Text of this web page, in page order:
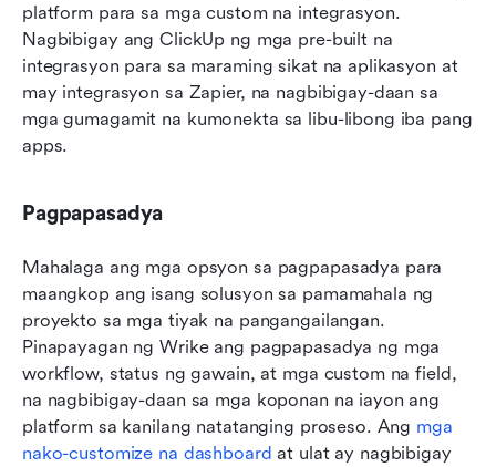
platform para sa mga custom na integrasyon.
Nagbibigay ang ClickUp ng mga pre-built na
integrasyon para sa maraming sikat na aplikasyon at
may integrasyon sa Zapier, na nagbibigay-daan sa
mga gumagamit na kumonekta sa libu-libong iba pang
apps.
Pagpapasadya
Mahalaga ang mga opsyon sa pagpapasadya para
maangkop ang isang solusyon sa pamamahala ng
proyekto sa mga tiyak na pangangailangan.
Pinapayagan ng Wrike ang pagpapasadya ng mga
workflow, status ng gawain, at mga custom na field,
na nagbibigay-daan sa mga koponan na iayon ang
platform sa kanilang natatanging proseso. Ang mga
nako-customize na dashboard at ulat ay nagbibigay